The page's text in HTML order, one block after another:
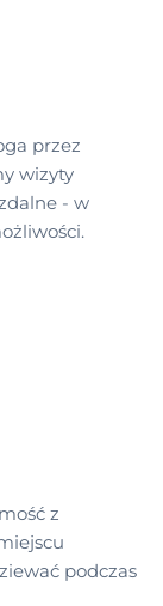
przez
wizyty
- w
z
podczas